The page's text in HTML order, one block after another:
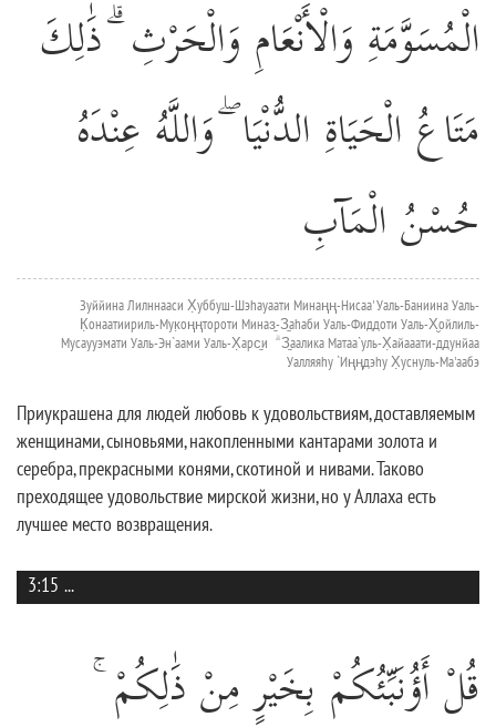
الْمُسَوَّمَةِ وَالْأَنْعَامِ وَالْحَرْثِ ۗ ذَٰلِكَ
مَتَاعُ الْحَيَاةِ الدُّنْيَا ۖ وَاللَّهُ عِنْدَهُ
حُسْنُ الْمَآبِ
Зуййина Лилннааси Х̣уббуш-Шэhауаати Минаңң-Нисаа' Уаль-Баниина Уаль-
К̣онаатиириль-Мук̣оңңтороти Миназ̱-З̱аhаби Уаль-Фиддоти Уаль-Х̮ойлиль-
Мусаууэмати Уаль-Эн`аами Уаль-Х̣арс̱и ۗ З̱аалика Матаа`уль-Х̣айааати-ддунйаа
Уалляяhу `Иңңдэhу Х̣уснуль-Ма'аабэ
Приукрашена для людей любовь к удовольствиям, доставляемым
женщинами, сыновьями, накопленными кантарами золота и
серебра, прекрасными конями, скотиной и нивами. Таково
преходящее удовольствие мирской жизни, но у Аллаха есть
лучшее место возвращения.
3:15 ...
قُلْ أَؤُنَبِّئُكُمْ بِخَيْرٍ مِنْ ذَٰلِكُمْ ۚ